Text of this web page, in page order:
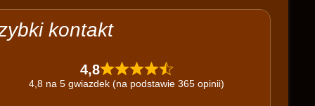
kontakt
4,8
4,8 na 5 gwiazdek (na podstawie 365 opinii)